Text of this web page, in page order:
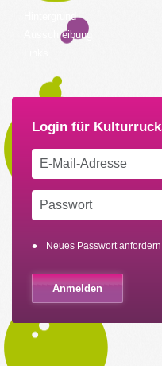
Hintergrund
Ausschreibung
Neues Passwort anfordern